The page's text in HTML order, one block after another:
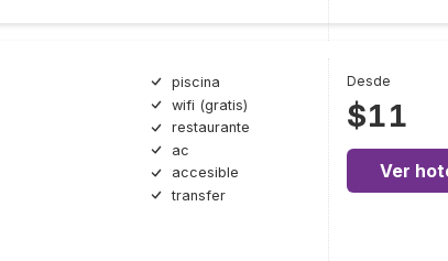
piscina
wifi (gratis)
restaurante
ac
accesible
transfer
Desde
$11
Ver